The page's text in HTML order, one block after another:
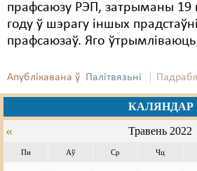
прафсаюзу РЭП, затрыманы 19
году ў шэрагу іншых
прафсаюзаў. Яго
Апублікавана ў Палітвязьні
КАЛЯНДАР
« Травень 2022
Пн Аў Ср Чц